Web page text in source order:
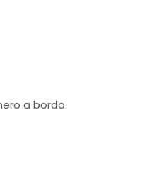
a bordo.